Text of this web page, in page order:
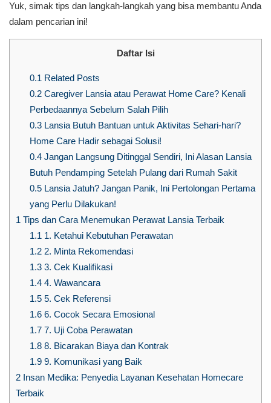
Yuk, simak tips dan langkah-langkah yang bisa membantu Anda
dalam pencarian ini!
Daftar Isi
0.1Related Posts
0.2Caregiver Lansia atau Perawat Home Care? Kenali
Perbedaannya Sebelum Salah Pilih
0.3Lansia Butuh Bantuan untuk Aktivitas Sehari-hari?
Home Care Hadir sebagai Solusi!
0.4Jangan Langsung Ditinggal Sendiri, Ini Alasan Lansia
Butuh Pendamping Setelah Pulang dari Rumah Sakit
0.5Lansia Jatuh? Jangan Panik, Ini Pertolongan Pertama
yang Perlu Dilakukan!
1 Tips dan Cara Menemukan Perawat Lansia Terbaik
1.11. Ketahui Kebutuhan Perawatan
1.22. Minta Rekomendasi
1.33. Cek Kualifikasi
1.44. Wawancara
1.55. Cek Referensi
1.66. Cocok Secara Emosional
1.77. Uji Coba Perawatan
1.88. Bicarakan Biaya dan Kontrak
1.99. Komunikasi yang Baik
2 Insan Medika: Penyedia Layanan Kesehatan Homecare
Terbaik